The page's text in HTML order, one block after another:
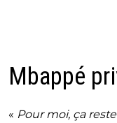
Mbappé
« Pour moi, ça